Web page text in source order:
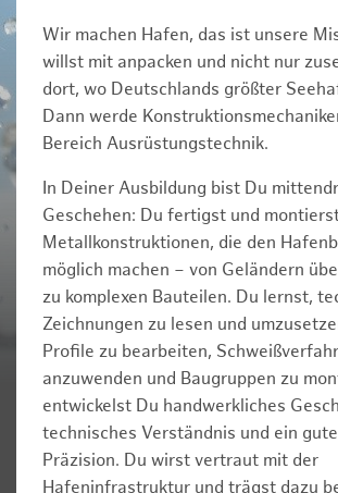
Wir machen Hafen, das ist unsere
willst mit anpacken und nicht nur
dort, wo Deutschlands größter
Dann werde
Bereich Ausrüstungstechnik.
In Deiner Ausbildung bist Du
Geschehen: Du fertigst und
Metallkonstruktionen, die den
möglich machen – von Geländern
zu komplexen Bauteilen. Du lernst,
Zeichnungen zu lesen und
Profile zu bearbeiten,
anzuwenden und Baugruppen zu
entwickelst Du handwerkliches
technisches Verständnis und ein
Präzision. Du wirst vertraut mit der
Hafeninfrastruktur und trägst dazu